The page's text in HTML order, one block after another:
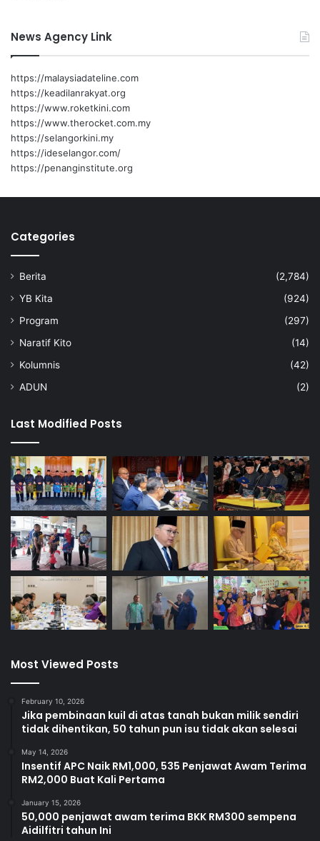
News Agency Link
https://malaysiadateline.com
https://keadilanrakyat.org
https://www.roketkini.com
https://www.therocket.com.my
https://selangorkini.my
https://ideselangor.com/
https://penanginstitute.org
Categories
Berita
(2,784)
YB Kita
(924)
Program
(297)
Naratif Kito
(14)
Kolumnis
(42)
ADUN
(2)
Last Modified Posts
Most Viewed Posts
February 10, 2026
Jika pembinaan kuil di atas tanah bukan milik sendiri
tidak dihentikan, 50 tahun pun isu tidak akan selesai
May 14, 2026
Insentif APC Naik RM1,000, 535 Penjawat Awam Terima
RM2,000 Buat Kali Pertama
January 15, 2026
50,000 penjawat awam terima BKK RM300 sempena
Aidilfitri tahun Ini